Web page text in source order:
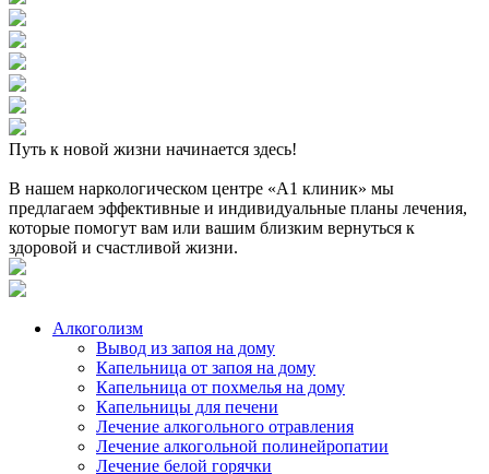
Путь к новой жизни начинается здесь!
В нашем наркологическом центре «А1 клиник» мы
предлагаем эффективные и индивидуальные планы лечения,
которые помогут вам или вашим близким вернуться к
здоровой и счастливой жизни.
Алкоголизм
Вывод из запоя на дому
Капельница от запоя на дому
Капельница от похмелья на дому
Капельницы для печени
Лечение алкогольного отравления
Лечение алкогольной полинейропатии
Лечение белой горячки